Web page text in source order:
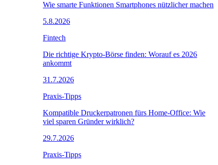
Wie smarte Funktionen Smartphones nützlicher machen
5.8.2026
Fintech
Die richtige Krypto-Börse finden: Worauf es 2026
ankommt
31.7.2026
Praxis-Tipps
Kompatible Druckerpatronen fürs Home-Office: Wie
viel sparen Gründer wirklich?
29.7.2026
Praxis-Tipps